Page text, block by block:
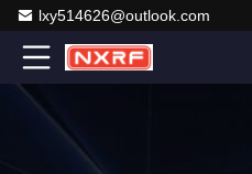
lxy514626@outlook.com